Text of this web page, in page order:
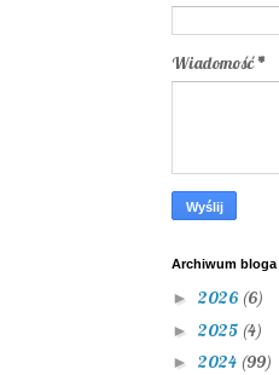
Wiadomość*
Archiwum bloga
► 2026 (6)
► 2025 (4)
► 2024 (99)